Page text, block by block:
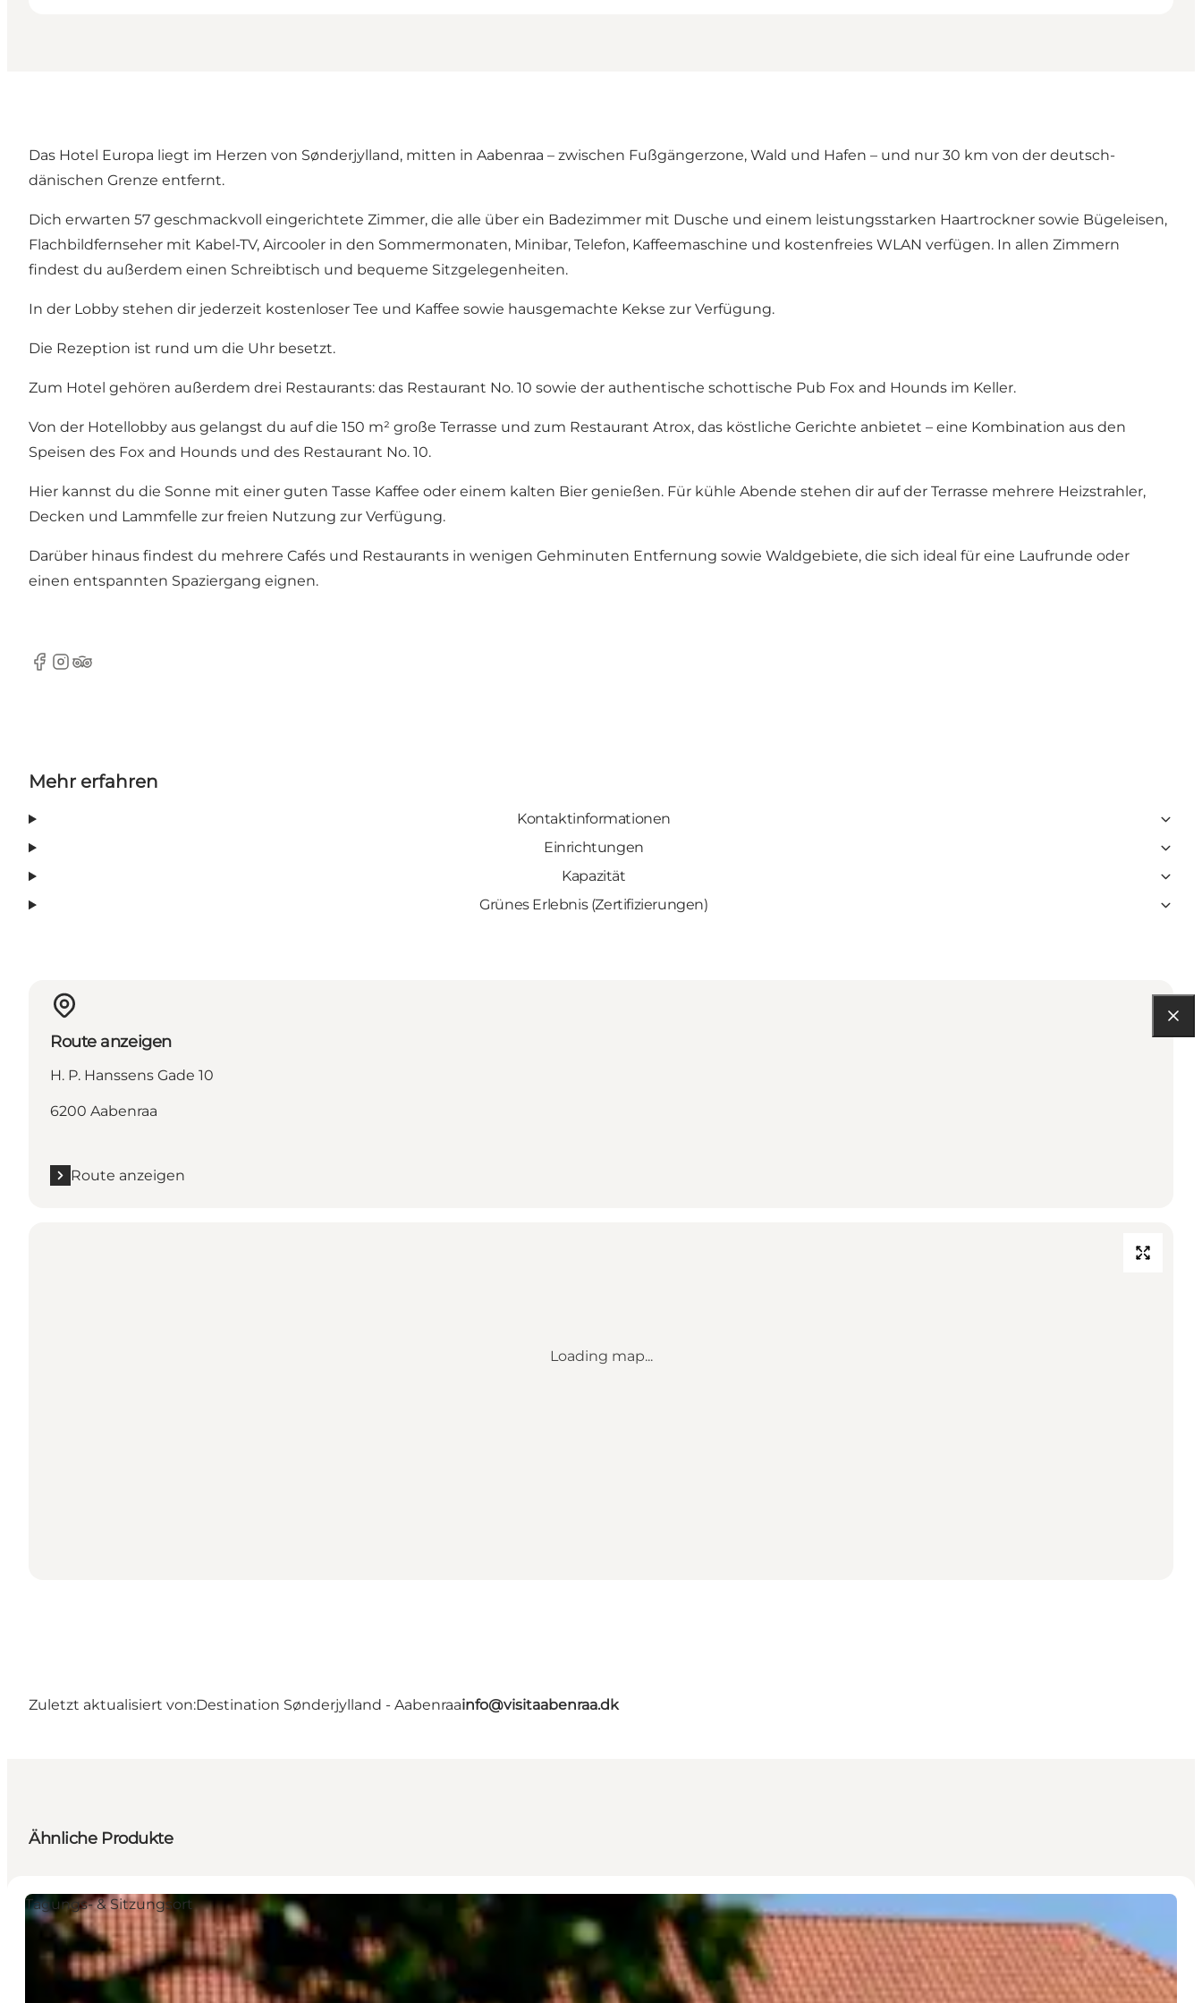
Das Hotel Europa liegt im Herzen von Sønderjylland, mitten in Aabenraa – zwischen Fußgängerzone, Wald und Hafen – und nur 30 km von der deutsch-
dänischen Grenze entfernt.
Dich erwarten 57 geschmackvoll eingerichtete Zimmer, die alle über ein Badezimmer mit Dusche und einem leistungsstarken Haartrockner sowie Bügeleisen,
Flachbildfernseher mit Kabel-TV, Aircooler in den Sommermonaten, Minibar, Telefon, Kaffeemaschine und kostenfreies WLAN verfügen. In allen Zimmern
findest du außerdem einen Schreibtisch und bequeme Sitzgelegenheiten.
In der Lobby stehen dir jederzeit kostenloser Tee und Kaffee sowie hausgemachte Kekse zur Verfügung.
Die Rezeption ist rund um die Uhr besetzt.
Zum Hotel gehören außerdem drei Restaurants: das Restaurant No. 10 sowie der authentische schottische Pub Fox and Hounds im Keller.
Von der Hotellobby aus gelangst du auf die 150 m² große Terrasse und zum Restaurant Atrox, das köstliche Gerichte anbietet – eine Kombination aus den
Speisen des Fox and Hounds und des Restaurant No. 10.
Hier kannst du die Sonne mit einer guten Tasse Kaffee oder einem kalten Bier genießen. Für kühle Abende stehen dir auf der Terrasse mehrere Heizstrahler,
Decken und Lammfelle zur freien Nutzung zur Verfügung.
Darüber hinaus findest du mehrere Cafés und Restaurants in wenigen Gehminuten Entfernung sowie Waldgebiete, die sich ideal für eine Laufrunde oder
einen entspannten Spaziergang eignen.
Facebook
Instagram
TripAdvisor
Mehr erfahren
Kontaktinformationen
Einrichtungen
Kapazität
Grünes Erlebnis (Zertifizierungen)
Route anzeigen
H. P. Hanssens Gade 10
6200 Aabenraa
Route anzeigen
Loading map...
Zuletzt aktualisiert von:Destination Sønderjylland - Aabenraainfo@visitaabenraa.dk
Ähnliche Produkte
Tagungs- & Sitzungsort